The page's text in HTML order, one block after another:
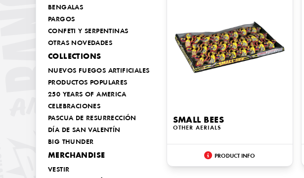
BENGALAS
PARGOS
CONFETI Y SERPENTINAS
OTRAS NOVEDADES
COLLECTIONS
NUEVOS FUEGOS ARTIFICIALES
PRODUCTOS POPULARES
250 YEARS OF AMERICA
CELEBRACIONES
PASCUA DE RESURRECCIÓN
DÍA DE SAN VALENTÍN
BIG THUNDER
MERCHANDISE
VESTIR
SMALL BEES
OTHER AERIALS
PRODUCT INFO